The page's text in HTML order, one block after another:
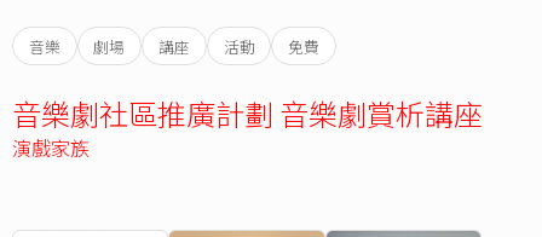
音樂 劇場 講座 活動 免費
音樂劇社區推廣計劃 音樂劇賞析講座
演戲家族